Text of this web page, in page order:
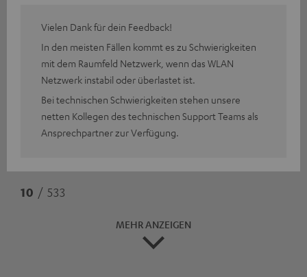
Vielen Dank für dein Feedback!
In den meisten Fällen kommt es zu Schwierigkeiten
mit dem Raumfeld Netzwerk, wenn das WLAN
Netzwerk instabil oder überlastet ist.
Bei technischen Schwierigkeiten stehen unsere
netten Kollegen des technischen Support Teams als
Ansprechpartner zur Verfügung.
10 / 533
MEHR ANZEIGEN